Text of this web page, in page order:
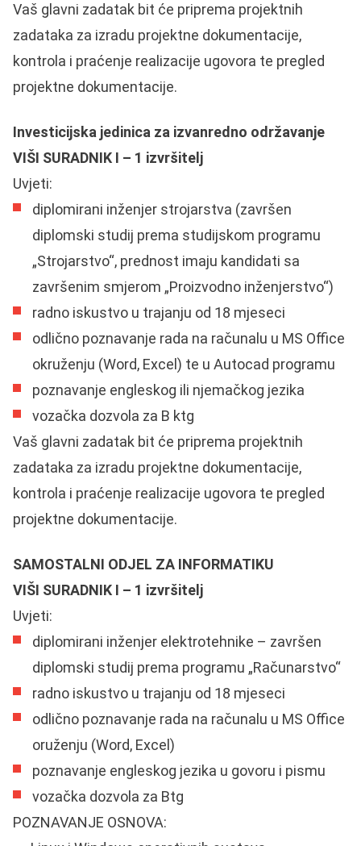
Vaš glavni zadatak bit će priprema projektnih
zadataka za izradu projektne dokumentacije,
kontrola i praćenje realizacije ugovora te pregled
projektne dokumentacije.
Investicijska jedinica za izvanredno održavanje
VIŠI SURADNIK I – 1 izvršitelj
Uvjeti:
diplomirani inženjer strojarstva (završen
diplomski studij prema studijskom programu
„Strojarstvo“, prednost imaju kandidati sa
završenim smjerom „Proizvodno inženjerstvo“)
radno iskustvo u trajanju od 18 mjeseci
odlično poznavanje rada na računalu u MS Office
okruženju (Word, Excel) te u Autocad programu
poznavanje engleskog ili njemačkog jezika
vozačka dozvola za B ktg
Vaš glavni zadatak bit će priprema projektnih
zadataka za izradu projektne dokumentacije,
kontrola i praćenje realizacije ugovora te pregled
projektne dokumentacije.
SAMOSTALNI ODJEL ZA INFORMATIKU
VIŠI SURADNIK I – 1 izvršitelj
Uvjeti:
diplomirani inženjer elektrotehnike – završen
diplomski studij prema programu „Računarstvo“
radno iskustvo u trajanju od 18 mjeseci
odlično poznavanje rada na računalu u MS Office
oruženju (Word, Excel)
poznavanje engleskog jezika u govoru i pismu
vozačka dozvola za Btg
POZNAVANJE OSNOVA: